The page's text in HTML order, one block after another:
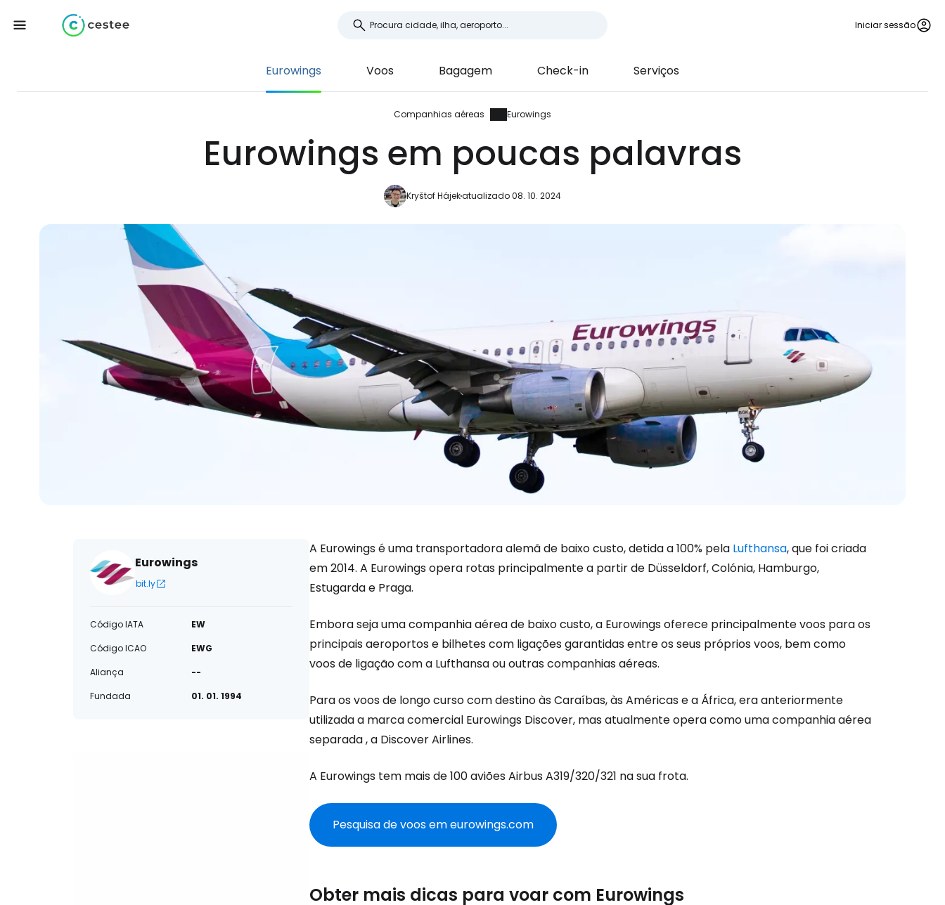
Iniciar sessão
Eurowings Voos Bagagem Check-in Serviços
Companhias aéreas Eurowings
Eurowings em poucas palavras
Kryštof Hájekatualizado 08. 10. 2024
Eurowings
bit.ly
Código IATA
EW
Código ICAO
EWG
Aliança
--
Fundada
01. 01. 1994
A Eurowings é uma transportadora alemã de baixo custo, detida a 100% pela Lufthansa, que foi criada
em 2014. A Eurowings opera rotas principalmente a partir de Düsseldorf, Colónia, Hamburgo,
Estugarda e Praga.
Embora seja uma companhia aérea de baixo custo, a Eurowings oferece principalmente voos para os
principais aeroportos e bilhetes com ligações garantidas entre os seus próprios voos, bem como
voos de ligação com a Lufthansa ou outras companhias aéreas.
Para os voos de longo curso com destino às Caraíbas, às Américas e a África, era anteriormente
utilizada a marca comercial Eurowings Discover, mas atualmente opera como uma companhia aérea
separada , a Discover Airlines.
A Eurowings tem mais de 100 aviões Airbus A319/320/321 na sua frota.
Pesquisa de voos em eurowings.com
Obter mais dicas para voar com Eurowings
Iniciar sessão no Cestee
... a comunidade mundial de viajantes